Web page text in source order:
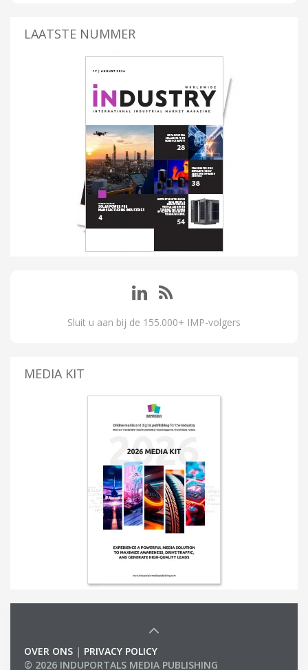
LAATSTE NUMMER
Sluit u aan bij de 155.000+ IMP-volgers
MEDIA KIT
OVER ONS | PRIVACY POLICY
© 2026 INDUPORTALS MEDIA PUBLISHING